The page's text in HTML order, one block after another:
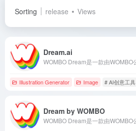
Sorting release Views
Dream.ai
Illustration Generator Image # AI创意工具
Dream by WOMBO